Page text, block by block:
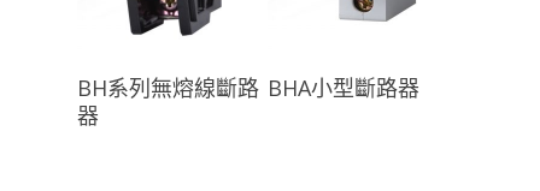
查看內容
BH系列無熔線斷路
器
查看內容
BHA小型斷路器